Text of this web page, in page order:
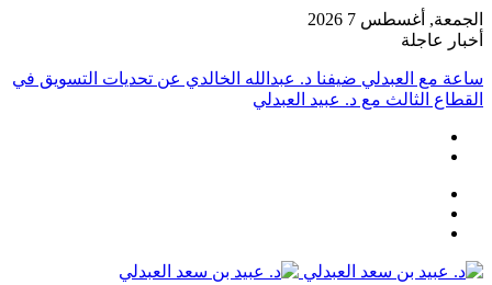
الجمعة, أغسطس 7 2026
أخبار عاجلة
ساعة مع العبدلي ضيفنا د. عبدالله الخالدي عن تحديات التسويق في
القطاع الثالث مع د. عبيد العبدلي
القائمة